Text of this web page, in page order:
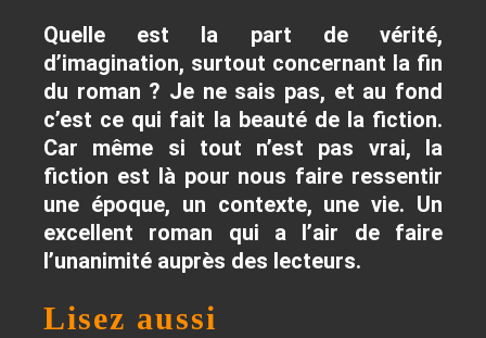
Quelle est la part de vérité,
d’imagination, surtout concernant la fin
du roman ? Je ne sais pas, et au fond
c’est ce qui fait la beauté de la fiction.
Car même si tout n’est pas vrai, la
fiction est là pour nous faire ressentir
une époque, un contexte, une vie. Un
excellent roman qui a l’air de faire
l’unanimité auprès des lecteurs.
Lisez aussi